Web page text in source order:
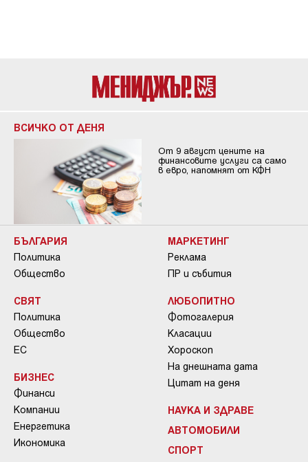
ВСИЧКО ОТ ДЕНЯ
От 9 август цените на
финансовите услуги са само
в евро, напомнят от КФН
БЪЛГАРИЯ
Политика
Общество
СВЯТ
Политика
Общество
ЕС
БИЗНЕС
Финанси
Компании
Енергетика
Икономика
МАРКЕТИНГ
Реклама
ПР и събития
ЛЮБОПИТНО
Фотогалерия
Класации
Хороскоп
На днешната дата
Цитат на деня
НАУКА И ЗДРАВЕ
АВТОМОБИЛИ
СПОРТ